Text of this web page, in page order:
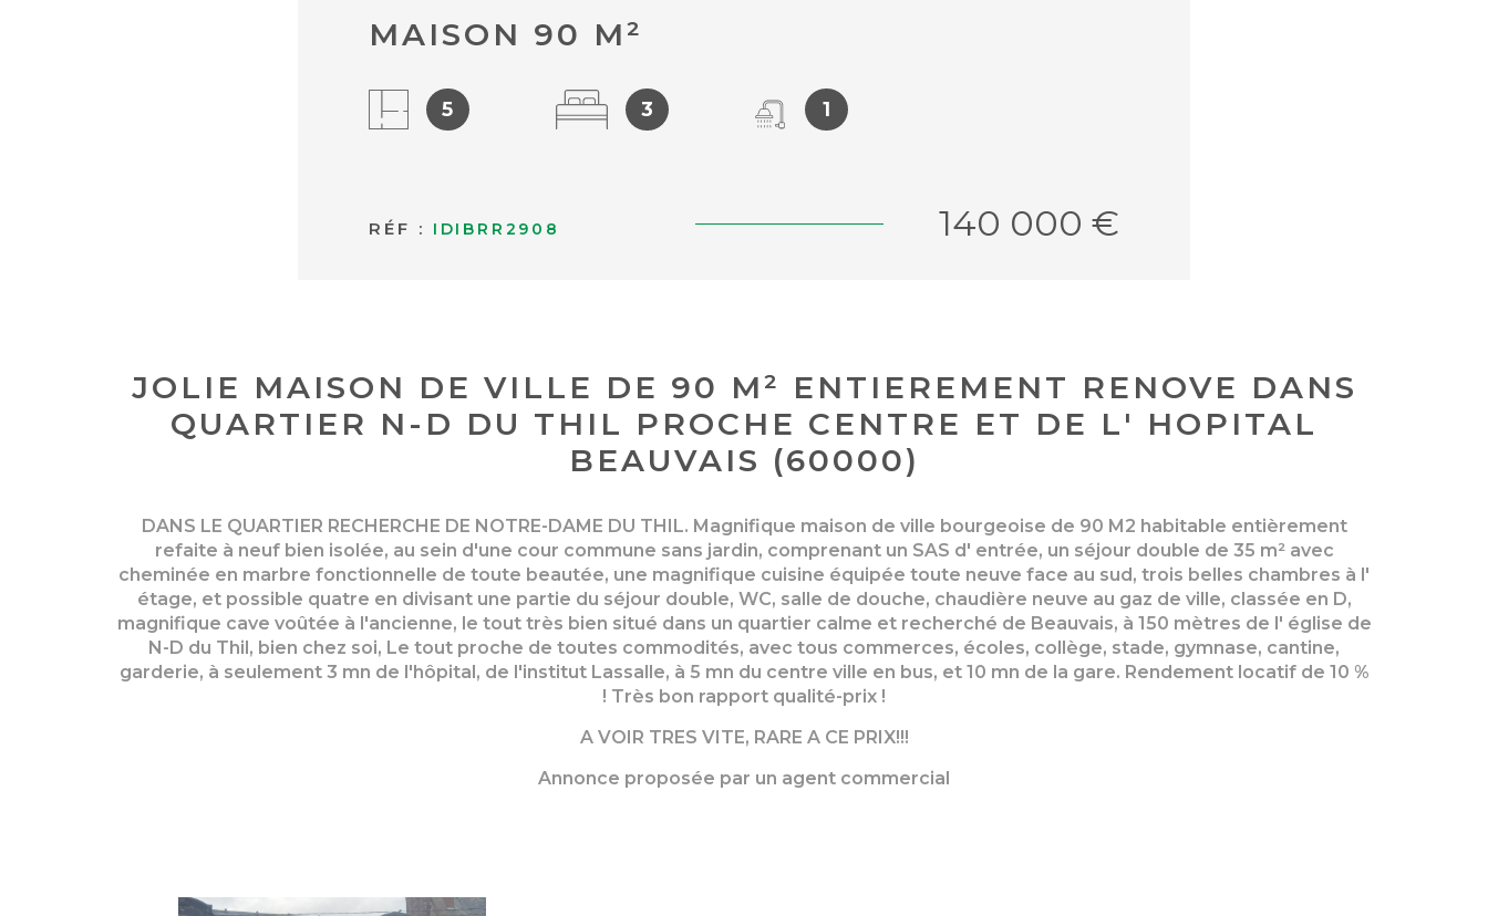
RÉF : IDIBRR2908
MAISON 90 M²
5 3 1
140 000 €
JOLIE MAISON DE VILLE DE 90 M² ENTIEREMENT RENOVE DANS
QUARTIER N-D DU THIL PROCHE CENTRE ET DE L' HOPITAL
BEAUVAIS (60000)
DANS LE QUARTIER RECHERCHE DE NOTRE-DAME DU THIL. Magnifique maison de ville bourgeoise de 90 M2 habitable entièrement
refaite à neuf bien isolée, au sein d'une cour commune sans jardin, comprenant un SAS d' entrée, un séjour double de 35 m² avec
cheminée en marbre fonctionnelle de toute beautée, une magnifique cuisine équipée toute neuve face au sud, trois belles chambres à l'
étage, et possible quatre en divisant une partie du séjour double, WC, salle de douche, chaudière neuve au gaz de ville, classée en D,
magnifique cave voûtée à l'ancienne, le tout très bien situé dans un quartier calme et recherché de Beauvais, à 150 mètres de l' église de
N-D du Thil, bien chez soi, Le tout proche de toutes commodités, avec tous commerces, écoles, collège, stade, gymnase, cantine,
garderie, à seulement 3 mn de l'hôpital, de l'institut Lassalle, à 5 mn du centre ville en bus, et 10 mn de la gare. Rendement locatif de 10 %
! Très bon rapport qualité-prix !
A VOIR TRES VITE, RARE A CE PRIX!!!
Annonce proposée par un agent commercial